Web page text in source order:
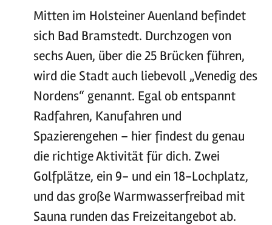
Mitten im Holsteiner Auenland befindet
sich Bad Bramstedt. Durchzogen von
sechs Auen, über die 25 Brücken führen,
wird die Stadt auch liebevoll „Venedig des
Nordens“ genannt. Egal ob entspannt
Radfahren, Kanufahren und
Spazierengehen – hier findest du genau
die richtige Aktivität für dich. Zwei
Golfplätze, ein 9- und ein 18-Lochplatz,
und das große Warmwasserfreibad mit
Sauna runden das Freizeitangebot ab.